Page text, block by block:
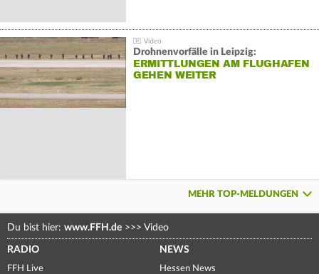
Drohnenvorfälle in Leipzig:
ERMITTLUNGEN AM FLUGHAFEN
GEHEN WEITER
MEHR TOP-MELDUNGEN
Du bist hier: www.FFH.de >>> Video
RADIO
FFH Live
NEWS
Hessen News